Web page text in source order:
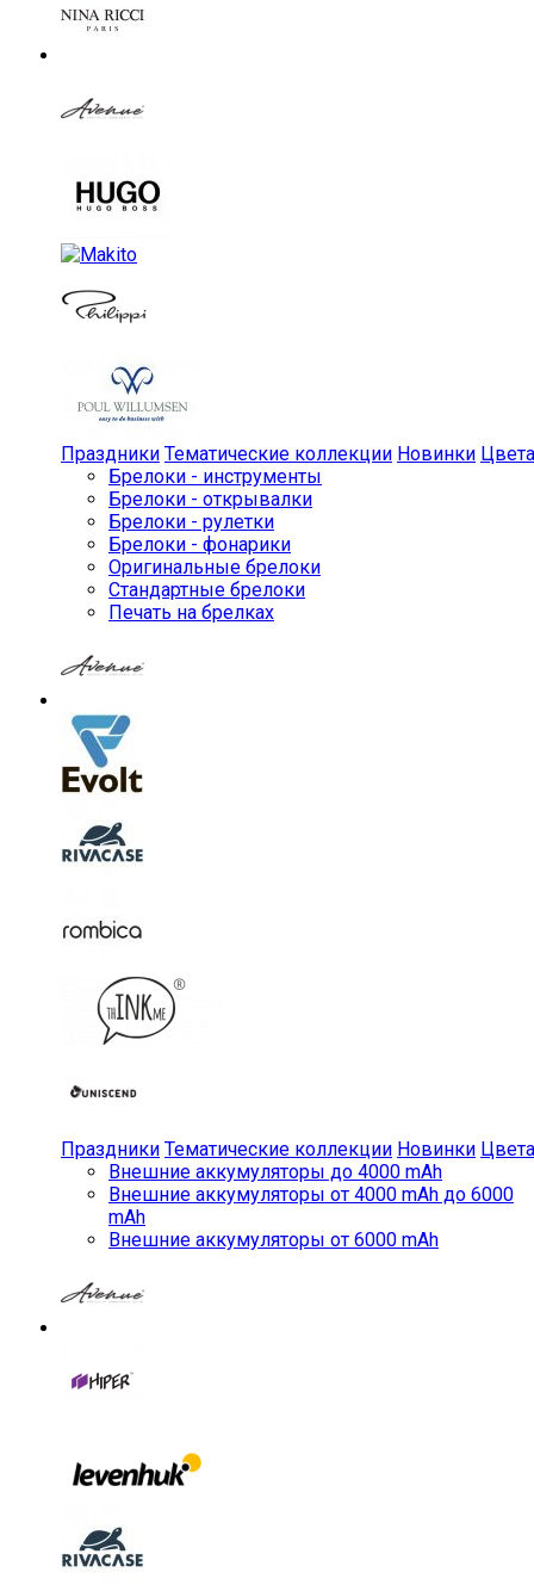
Праздники Тематические коллекции Новинки Цвета
Брелоки - инструменты
Брелоки - открывалки
Брелоки - рулетки
Брелоки - фонарики
Оригинальные брелоки
Стандартные брелоки
Печать на брелках
Праздники Тематические коллекции Новинки Цвета
Внешние аккумуляторы до 4000 mAh
Внешние аккумуляторы от 4000 mAh до 6000
mAh
Внешние аккумуляторы от 6000 mAh